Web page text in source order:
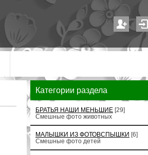
Категории раздела
БРАТЬЯ НАШИ МЕНЬШИЕ [29]
Смешные фото животных
МАЛЫШКИ ИЗ ФОТОВСПЫШКИ [6]
Смешные фото детей